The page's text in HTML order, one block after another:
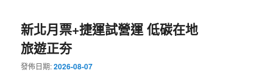
新北月票+捷運試營運 低碳在地
旅遊正夯
發佈日期:2026-08-07